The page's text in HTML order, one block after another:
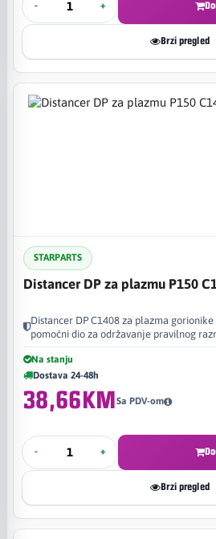
- +
Brzi pregled
STARPARTS
Distancer DP za plazmu P150
Distancer DP C1408 za plazma gorionike
pomoćni dio za održavanje pravilnog
Na stanju
Dostava 24-48h
38,66KMSa PDV-om
- +
Brzi pregled